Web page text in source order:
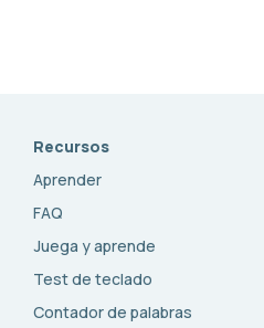
Recursos
Aprender
FAQ
Juega y aprende
Test de teclado
Contador de palabras